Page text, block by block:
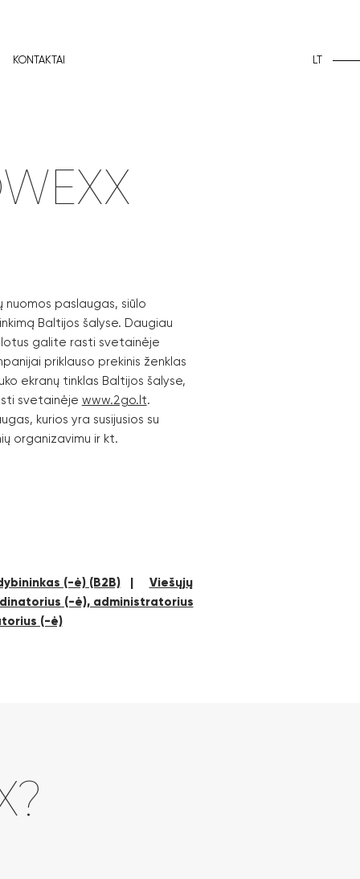
KONTAKTAI LT
paslaugas, siūlo
Baltijos šalyse. Daugiau
galite rasti svetainėje
priklauso prekinis ženklas
ekranų tinklas Baltijos šalyse,
svetainėje www.2go.lt.
kurios yra susijusios su
organizavimu ir kt.
(-ė) (B2B)| Viešųjų
(-ė), administratorius
(-ė)